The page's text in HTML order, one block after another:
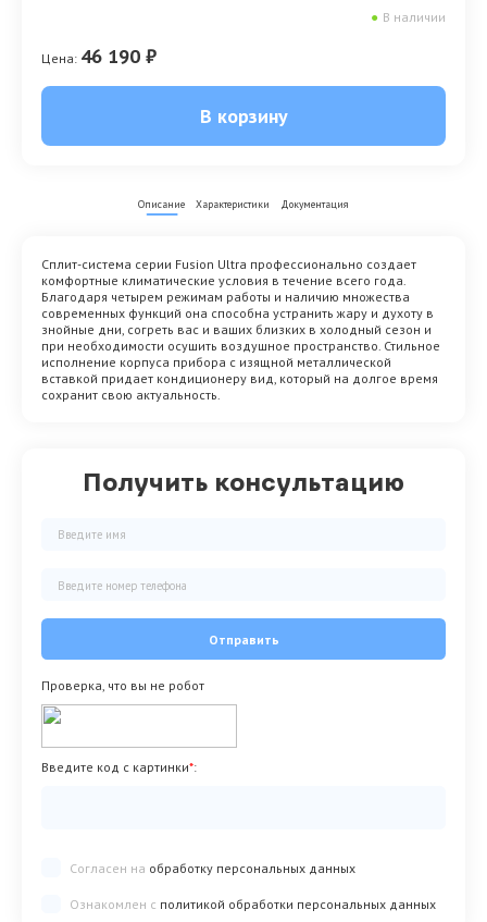
● В наличии
Цена: 46 190 ₽
В корзину
Получить консультацию
Отправить
Проверка, что вы не робот
Введите код с картинки*:
Согласен на обработку персональных данных
Ознакомлен с политикой обработки персональных данных
Описание Характеристики Документация
Сплит-система серии Fusion Ultra профессионально создает
комфортные климатические условия в течение всего года.
Благодаря четырем режимам работы и наличию множества
современных функций она способна устранить жару и духоту в
знойные дни, согреть вас и ваших близких в холодный сезон и
при необходимости осушить воздушное пространство. Стильное
исполнение корпуса прибора с изящной металлической
вставкой придает кондиционеру вид, который на долгое время
сохранит свою актуальность.